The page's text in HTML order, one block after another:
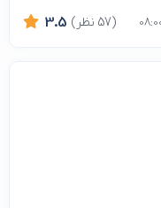
3.5 (57 نظر)